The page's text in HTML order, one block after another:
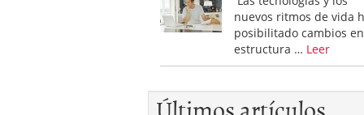
nuevos ritmos de vida
posibilitado cambios
estructura … Leer